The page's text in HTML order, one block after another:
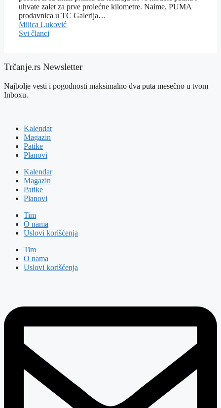
uhvate zalet za prve prolećne kilometre. Naime, PUMA
prodavnica u TC Galerija…
Milica Luković
Svi članci
Trčanje.rs Newsletter
Najbolje vesti i pogodnosti maksimalno dva puta mesečno u tvom
Inboxu.
Kalendar
Magazin
Patike
Planovi
Kalendar
Magazin
Patike
Planovi
Tim
O nama
Uslovi korišćenja
Tim
O nama
Uslovi korišćenja